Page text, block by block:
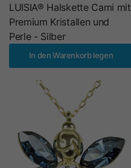
LUISIA® Halskette Cami mit
Premium Kristallen und
Perle - Silber
In den Warenkorb legen